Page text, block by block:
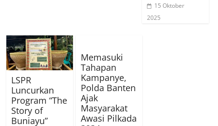
15 Oktober
2025
LSPR
Luncurkan
Program “The
Story of
Buniayu”
Memasuki
Tahapan
Kampanye,
Polda Banten
Ajak
Masyarakat
Awasi Pilkada